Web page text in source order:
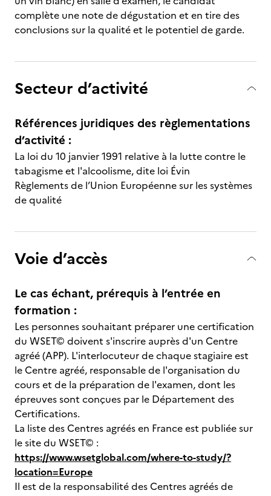
complète une note de dégustation et en tire des
conclusions sur la qualité et le potentiel de garde.
Secteur d’activité
Références juridiques des règlementations
d’activité :
La loi du 10 janvier 1991 relative à la lutte contre le
tabagisme et l'alcoolisme, dite loi Évin
Règlements de l’Union Européenne sur les systèmes
de qualité
Voie d’accès
Le cas échant, prérequis à l’entrée en
formation :
Les personnes souhaitant préparer une certification
du WSET© doivent s'inscrire auprès d'un Centre
agréé (APP). L'interlocuteur de chaque stagiaire est
le Centre agréé, responsable de l'organisation du
cours et de la préparation de l'examen, dont les
épreuves sont conçues par le Département des
Certifications.
La liste des Centres agréés en France est publiée sur
le site du WSET© :
https://www.wsetglobal.com/where-to-study/?
location=Europe
Il est de la responsabilité des Centres agréés de